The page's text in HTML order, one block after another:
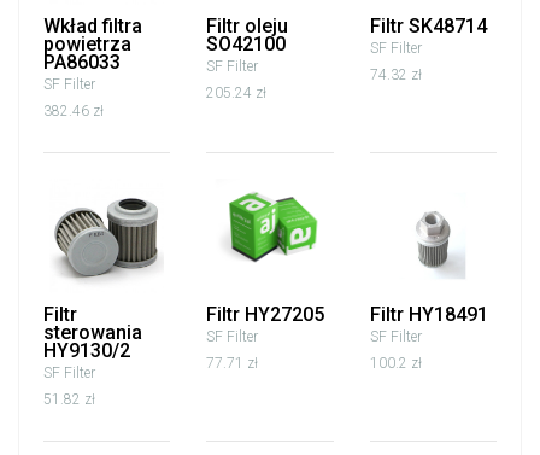
Wkład filtra
powietrza
PA86033
SF Filter
382.46 zł
Filtr oleju
SO42100
SF Filter
205.24 zł
Filtr SK48714
SF Filter
74.32 zł
Filtr
sterowania
HY9130/2
SF Filter
51.82 zł
Filtr HY27205
SF Filter
77.71 zł
Filtr HY18491
SF Filter
100.2 zł